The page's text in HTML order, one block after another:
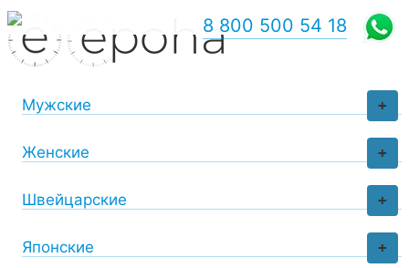
+
Мужские
+
Женские
+
Швейцарские
+
Японские
8 800 500 54 18